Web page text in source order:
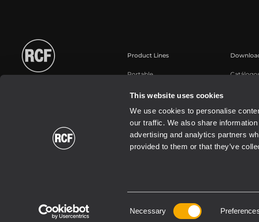
This website uses cookies
We use cookies to personalise
our traffic. We also share
advertising and analytics partners
provided to them or that they’ve
Necessary
Product Lines
Portable
Instalaciones fijas
Commercial
Transductores
2026 Copyright ® RCF. All rights reserved | RCF S.P.A. cf/p.iva 04081310965